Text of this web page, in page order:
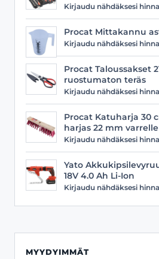
Kirjaudu nähdäksesi
Procat Mittakannu
Kirjaudu nähdäksesi
Procat Taloussakset
ruostumaton teräs
Kirjaudu nähdäksesi
Procat Katuharja 30
harjas 22 mm varrelle
Kirjaudu nähdäksesi
Yato
18V 4.0 Ah Li-Ion
Kirjaudu nähdäksesi
MYYDYIMMÄT